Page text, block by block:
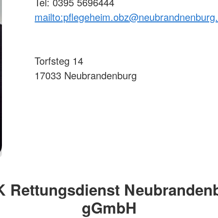
Torfsteg 14
17033 Neubrandenburg
Rettungsdienst
gGmbH